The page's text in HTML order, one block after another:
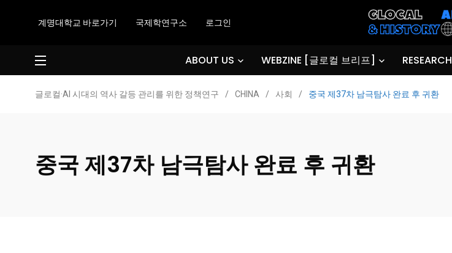
계명대학교 바로가기 국제학연구소 로그인
ABOUT US WEBZINE [글로컬 브리프] RESEARCH
글로컬·AI 시대의 역사 갈등 관리를 위한 정책연구 / CHINA / 사회 / 중국 제37차 남극탐사 완료 후 귀환
중국 제37차 남극탐사 완료 후 귀환